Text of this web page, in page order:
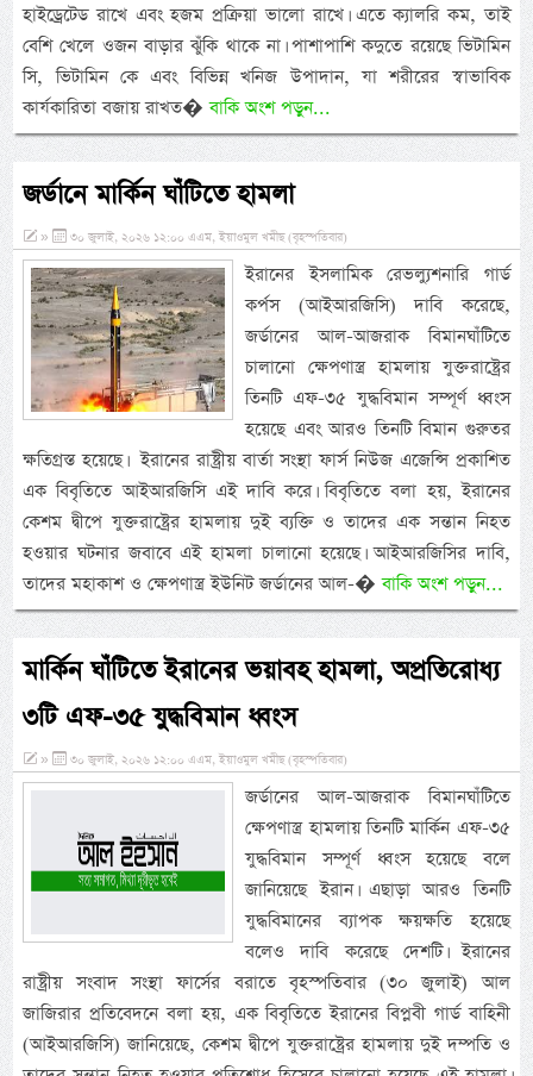
হাইড্রেটেড রাখে এবং হজম প্রক্রিয়া ভালো রাখে। এতে ক্যালরি কম, তাই
বেশি খেলে ওজন বাড়ার ঝুঁকি থাকে না। পাশাপাশি কদুতে রয়েছে ভিটামিন
সি, ভিটামিন কে এবং বিভিন্ন খনিজ উপাদান, যা শরীরের স্বাভাবিক
কার্যকারিতা বজায় রাখত�বাকি অংশ পড়ুন...
জর্ডানে মার্কিন ঘাঁটিতে হামলা
» ৩০ জুলাই, ২০২৬ ১২:০০ এএম, ইয়াওমুল খমীছ (বৃহস্পতিবার)
ইরানের ইসলামিক রেভল্যুশনারি গার্ড
কর্পস (আইআরজিসি) দাবি করেছে,
জর্ডানের আল-আজরাক বিমানঘাঁটিতে
চালানো ক্ষেপণাস্ত্র হামলায় যুক্তরাষ্ট্রের
তিনটি এফ-৩৫ যুদ্ধবিমান সম্পূর্ণ ধ্বংস
হয়েছে এবং আরও তিনটি বিমান গুরুতর
ক্ষতিগ্রস্ত হয়েছে। ইরানের রাষ্ট্রীয় বার্তা সংস্থা ফার্স নিউজ এজেন্সি প্রকাশিত
এক বিবৃতিতে আইআরজিসি এই দাবি করে। বিবৃতিতে বলা হয়, ইরানের
কেশম দ্বীপে যুক্তরাষ্ট্রের হামলায় দুই ব্যক্তি ও তাদের এক সন্তান নিহত
হওয়ার ঘটনার জবাবে এই হামলা চালানো হয়েছে। আইআরজিসির দাবি,
তাদের মহাকাশ ও ক্ষেপণাস্ত্র ইউনিট জর্ডানের আল-�বাকি অংশ পড়ুন...
মার্কিন ঘাঁটিতে ইরানের ভয়াবহ হামলা, অপ্রতিরোধ্য
৩টি এফ-৩৫ যুদ্ধবিমান ধ্বংস
» ৩০ জুলাই, ২০২৬ ১২:০০ এএম, ইয়াওমুল খমীছ (বৃহস্পতিবার)
জর্ডানের আল-আজরাক বিমানঘাঁটিতে
ক্ষেপণাস্ত্র হামলায় তিনটি মার্কিন এফ-৩৫
যুদ্ধবিমান সম্পূর্ণ ধ্বংস হয়েছে বলে
জানিয়েছে ইরান। এছাড়া আরও তিনটি
যুদ্ধবিমানের ব্যাপক ক্ষয়ক্ষতি হয়েছে
বলেও দাবি করেছে দেশটি। ইরানের
রাষ্ট্রীয় সংবাদ সংস্থা ফার্সের বরাতে বৃহস্পতিবার (৩০ জুলাই) আল
জাজিরার প্রতিবেদনে বলা হয়, এক বিবৃতিতে ইরানের বিপ্লবী গার্ড বাহিনী
(আইআরজিসি) জানিয়েছে, কেশম দ্বীপে যুক্তরাষ্ট্রের হামলায় দুই দম্পতি ও